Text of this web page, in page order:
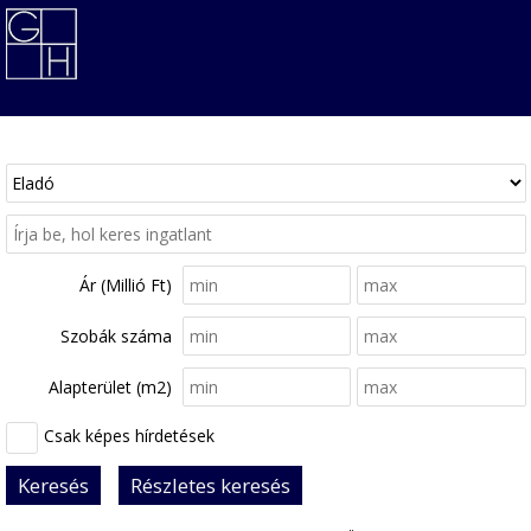
Ár (Millió Ft)
Szobák száma
Alapterület (m2)
Csak képes hírdetések
Keresés Részletes keresés